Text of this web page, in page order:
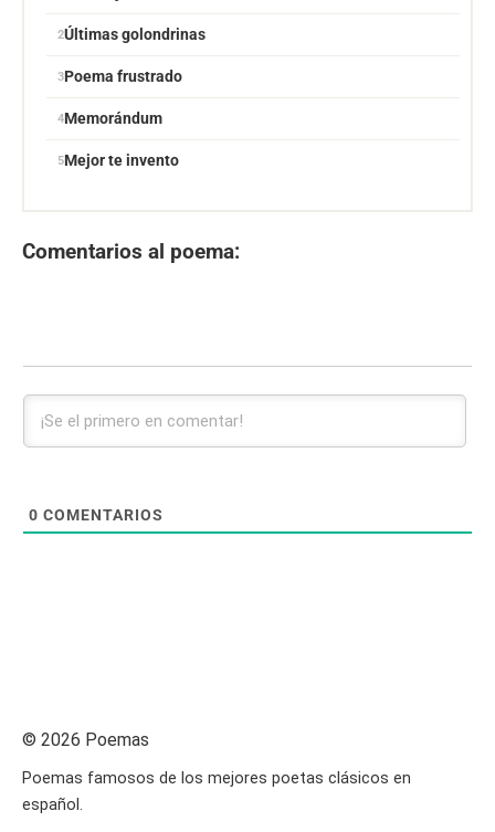
Últimas golondrinas
Poema frustrado
Memorándum
Mejor te invento
Comentarios al poema:
0 COMENTARIOS
© 2026 Poemas
Poemas famosos de los mejores poetas clásicos en
español.